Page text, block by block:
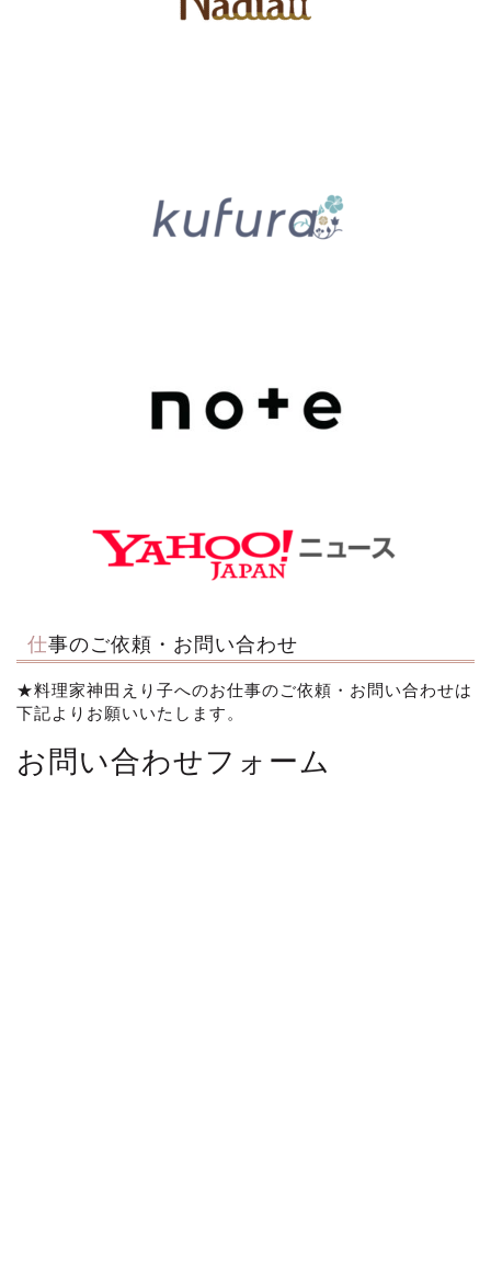
仕事のご依頼・お問い合わせ
★料理家神田えり子へのお仕事のご依頼・お問い合わせは
下記よりお願いいたします。
お問い合わせフォーム